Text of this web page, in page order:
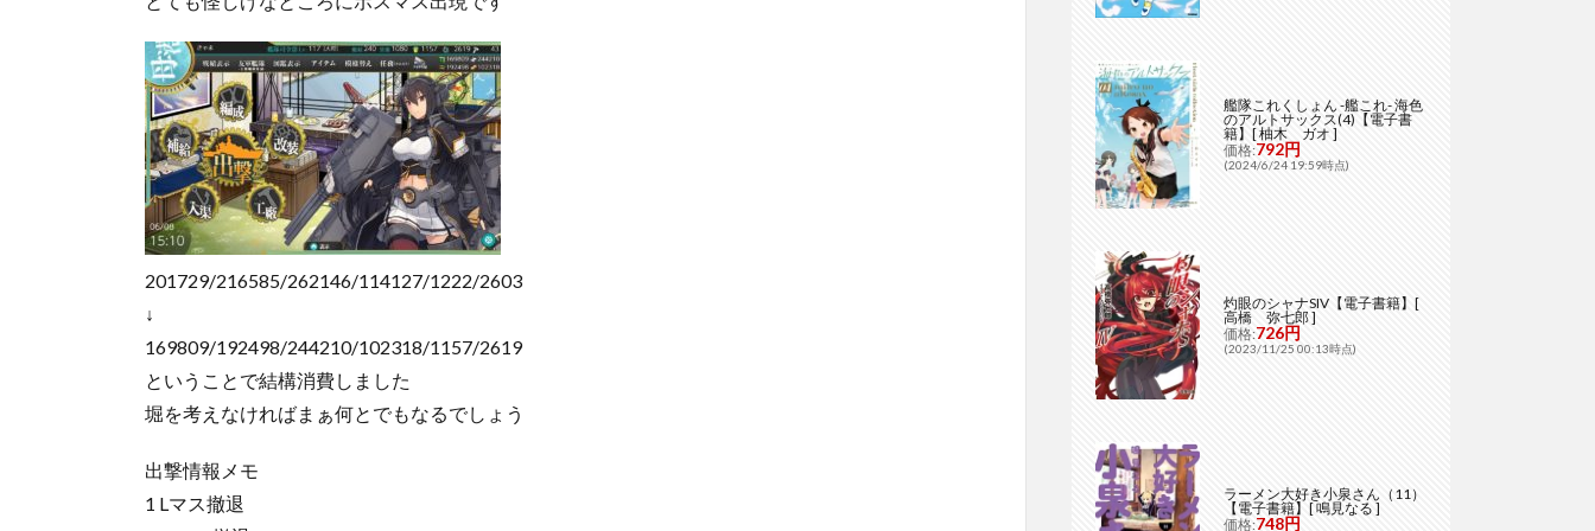
201729/216585/262146/114127/1222/2603
↓
169809/192498/244210/102318/1157/2619
ということで結構消費しました
堀を考えなければまぁ何とでもなるでしょう
出撃情報メモ
1 Lマス撤退
艦隊これくしょん -艦これ- 海色
のアルトサックス(4)【電子書
籍】[ 柚木 ガオ ]
価格:792円
(2024/6/24 19:59時点)
灼眼のシャナSIV【電子書籍】[
高橋 弥七郎 ]
価格:726円
(2023/11/25 00:13時点)
ラーメン大好き小泉さん（11）
【電子書籍】[ 鳴見なる ]
価格:748円